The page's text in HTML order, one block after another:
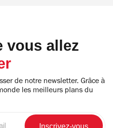
vous allez
de notre newsletter. Grâce à
les meilleurs plans du